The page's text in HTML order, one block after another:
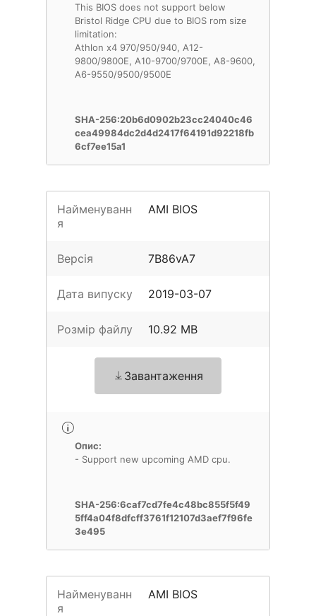
This BIOS does not support below
Bristol Ridge CPU due to BIOS rom size
limitation:
Athlon x4 970/950/940, A12-
9800/9800E, A10-9700/9700E, A8-9600,
A6-9550/9500/9500E
SHA-256:20b6d0902b23cc24040c46
cea49984dc2d4d2417f64191d92218fb
6cf7ee15a1
Найменуванн
я
AMI BIOS
Версія 7B86vA7
Дата випуску 2019-03-07
Розмір файлу 10.92 MB
Завантаження
Опис:
- Support new upcoming AMD cpu.
SHA-256:6caf7cd7fe4c48bc855f5f49
5ff4a04f8dfcff3761f12107d3aef7f96fe
3e495
Найменуванн
я
AMI BIOS